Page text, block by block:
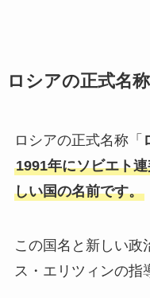
ロシアの正式名
ロシアの正式名称「
1991年にソビエト
しい国の名前です。
この国名と新しい政
ス・エリツィンの指